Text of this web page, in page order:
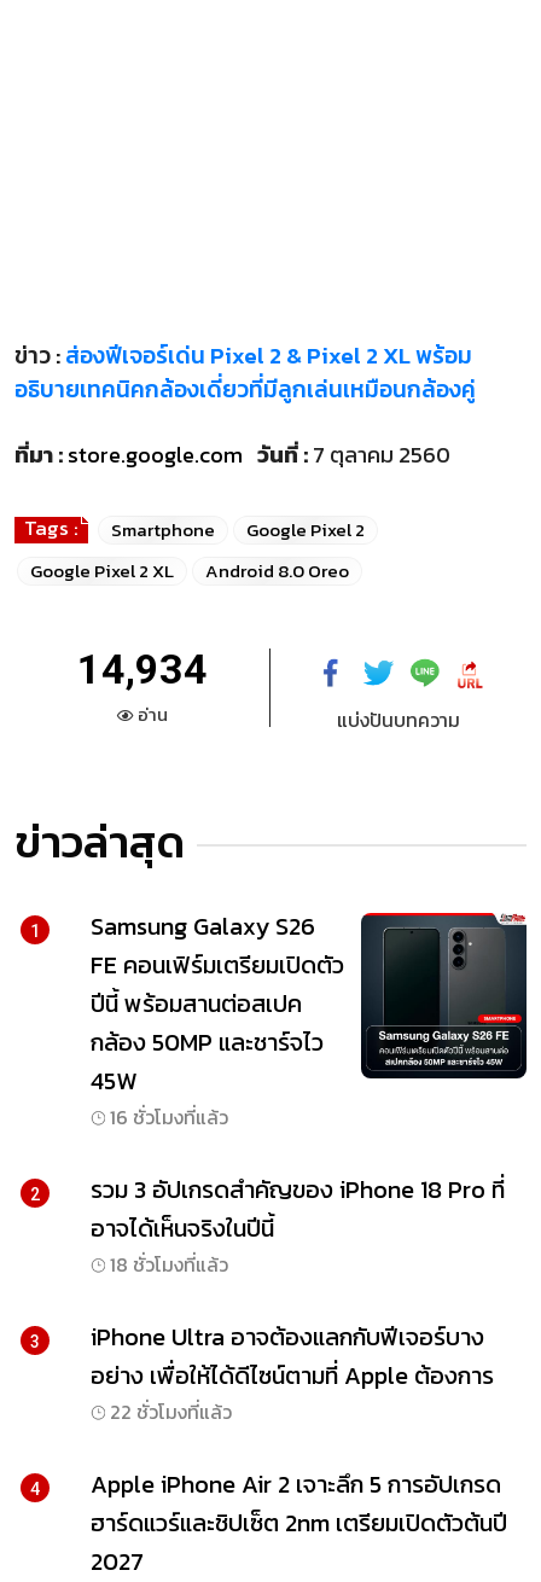
ข่าว :ส่องฟีเจอร์เด่น Pixel 2 & Pixel 2 XL พร้อม
อธิบายเทคนิคกล้องเดี่ยวที่มีลูกเล่นเหมือนกล้องคู่
ที่มา :store.google.com วันที่ :7 ตุลาคม 2560
Tags : Smartphone
Google Pixel 2
Google Pixel 2 XL
Android 8.0 Oreo
14,934
อ่าน แบ่งปันบทความ
ข่าวล่าสุด
1
Samsung Galaxy S26
FE คอนเฟิร์มเตรียมเปิดตัว
ปีนี้ พร้อมสานต่อสเปค
กล้อง 50MP และชาร์จไว
45W
16 ชั่วโมงที่แล้ว
2
รวม 3 อัปเกรดสำคัญของ iPhone 18 Pro ที่
อาจได้เห็นจริงในปีนี้
18 ชั่วโมงที่แล้ว
3
iPhone Ultra อาจต้องแลกกับฟีเจอร์บาง
อย่าง เพื่อให้ได้ดีไซน์ตามที่ Apple ต้องการ
22 ชั่วโมงที่แล้ว
4
Apple iPhone Air 2 เจาะลึก 5 การอัปเกรด
ฮาร์ดแวร์และชิปเซ็ต 2nm เตรียมเปิดตัวต้นปี
2027